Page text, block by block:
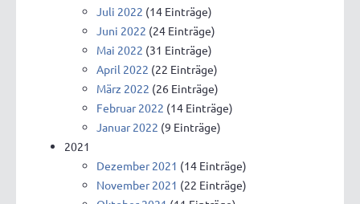
Juli 2022 (14 Einträge)
Juni 2022 (24 Einträge)
Mai 2022 (31 Einträge)
April 2022 (22 Einträge)
März 2022 (26 Einträge)
Februar 2022 (14 Einträge)
Januar 2022 (9 Einträge)
2021
Dezember 2021 (14 Einträge)
November 2021 (22 Einträge)